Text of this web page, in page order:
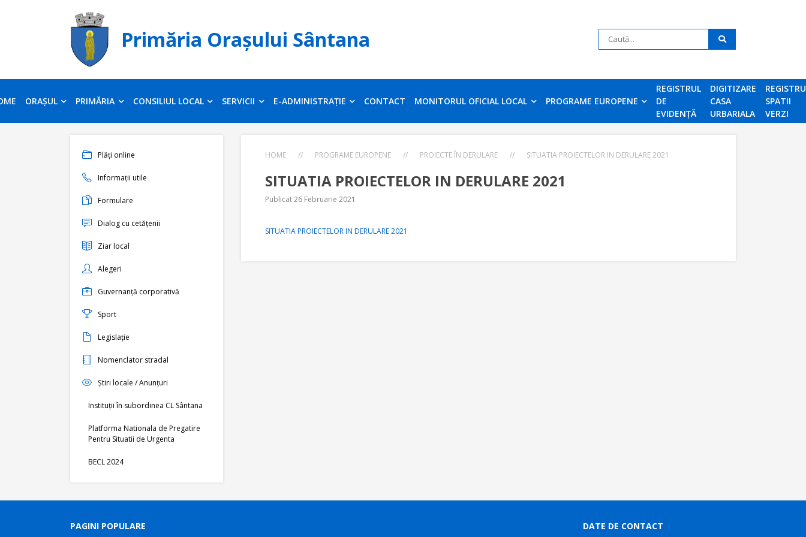
Primăria Orașului Sântana
ORAȘUL PRIMĂRIA CONSILIUL LOCAL SERVICII E-ADMINISTRAȚIE CONTACT MONITORUL OFICIAL LOCAL PROGRAME EUROPENE
REGISTRUL
DE
EVIDENȚĂ
DIGITIZARE
CASA
URBARIALA
REGISTRU
SPATII
VERZI
Plăți online
Informații utile
Formulare
Dialog cu cetățenii
Ziar local
Alegeri
Guvernanță corporativă
Sport
Legislație
Nomenclator stradal
Știri locale / Anunțuri
Instituții în subordinea CL Sântana
Platforma Nationala de Pregatire
Pentru Situatii de Urgenta
BECL 2024
HOME // PROGRAME EUROPENE // PROIECTE ÎN DERULARE // SITUATIA PROIECTELOR IN DERULARE 2021
SITUATIA PROIECTELOR IN DERULARE 2021
Publicat 26 Februarie 2021
SITUATIA PROIECTELOR IN DERULARE 2021
PAGINI POPULARE DATE DE CONTACT